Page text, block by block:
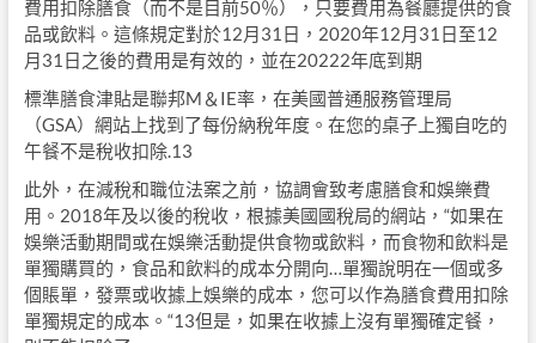
費用扣除膳食（而不是目前50％），只要費用為餐廳提供的食
品或飲料。這條規定對於12月31日，2020年12月31日至12
月31日之後的費用是有效的，並在20222年底到期
標準膳​​食津貼是聯邦M＆IE率，在美國普通服務管理局
（GSA）網站上找到了每份納稅年度。在您的桌子上獨自吃的
午餐不是稅收扣除.13
此外，在減稅和職位法案之前，協調會致考慮膳食和娛樂費
用。2018年及以後的稅收，根據美國國稅局的網站，“如果在
娛樂活動期間或在娛樂活動提供食物或飲料，而食物和飲料是
單獨購買的，食品和飲料的成本分開向…單獨說明在一個或多
個賬單，發票或收據上娛樂的成本，您可以作為膳食費用扣除
單獨規定的成本。“13但是，如果在收據上沒有單獨確定餐，